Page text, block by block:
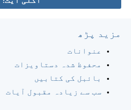
مزید پڑھ
عنوانات
محفوظ شدہ دستاویزات
بائبل کی کتابیں
سب سے زیادہ مقبول آیات